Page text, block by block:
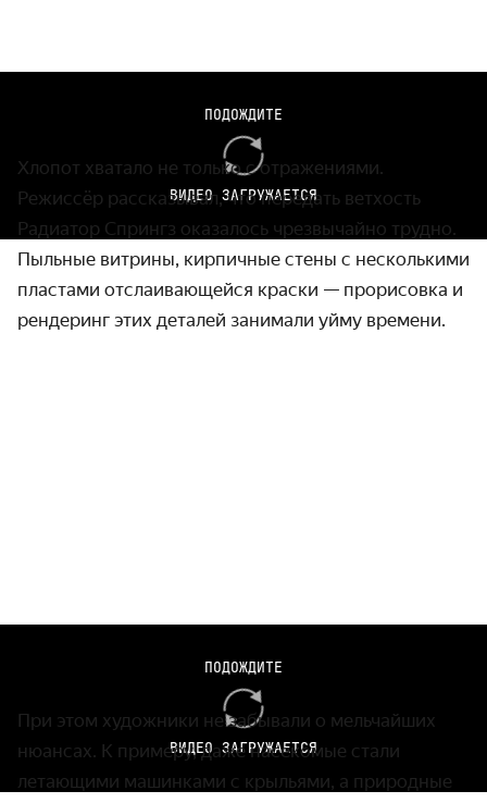
ПОДОЖДИТЕ
ВИДЕО ЗАГРУЖАЕТСЯ
Хлопот хватало не только с отражениями.
Режиссёр рассказывал, что передать ветхость
Радиатор Спрингз оказалось чрезвычайно трудно.
Пыльные витрины, кирпичные стены с несколькими
пластами отслаивающейся краски — прорисовка и
рендеринг этих деталей занимали уйму времени.
ПОДОЖДИТЕ
ВИДЕО ЗАГРУЖАЕТСЯ
При этом художники не забывали о мельчайших
нюансах. К примеру, даже насекомые стали
летающими машинками с крыльями, а природные